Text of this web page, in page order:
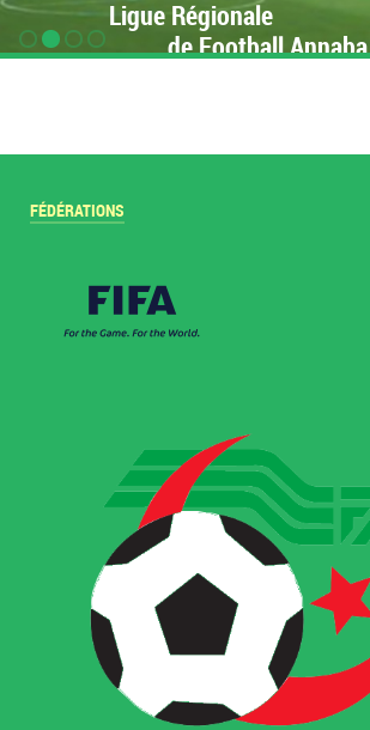
Ligue Régionale
de Football Annaba
FÉDÉRATIONS